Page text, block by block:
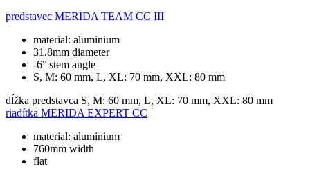
predstavec MERIDA TEAM CC III
material: aluminium
31.8mm diameter
-6° stem angle
S, M: 60 mm, L, XL: 70 mm, XXL: 80 mm
dĺžka predstavca S, M: 60 mm, L, XL: 70 mm, XXL: 80 mm
riadítka MERIDA EXPERT CC
material: aluminium
760mm width
flat